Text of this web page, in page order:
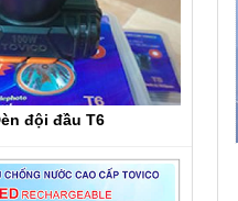
đội đầu T6